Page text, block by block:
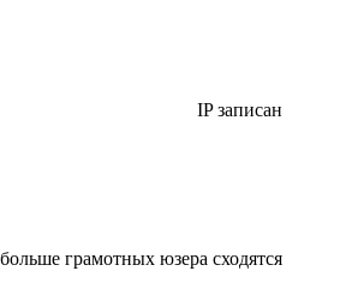
IP записан
грамотных юзера сходятся